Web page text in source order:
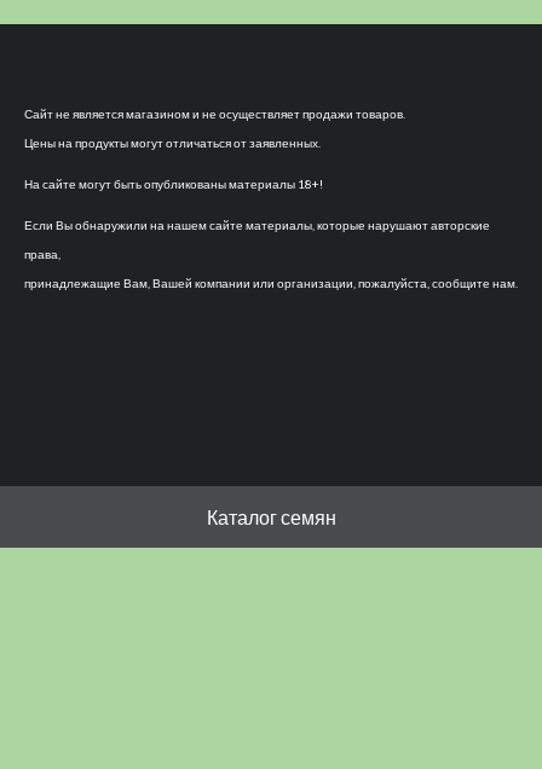
Сайт не является магазином и не осуществляет продажи товаров.
Цены на продукты могут отличаться от заявленных.
На сайте могут быть опубликованы материалы 18+!
Если Вы обнаружили на нашем сайте материалы, которые нарушают авторские
права,
принадлежащие Вам, Вашей компании или организации, пожалуйста, сообщите нам.
Каталог семян